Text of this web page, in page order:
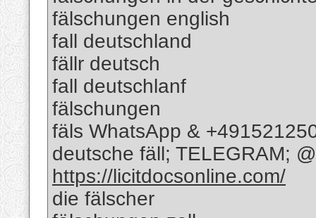
fälschungen english
fall deutschland
fällr deutsch
fall deutschlanf
fälschungen
fäls WhatsApp &
deutsche fäll; TELEGRAM;
https://licitdocsonline.com/
die fälscher